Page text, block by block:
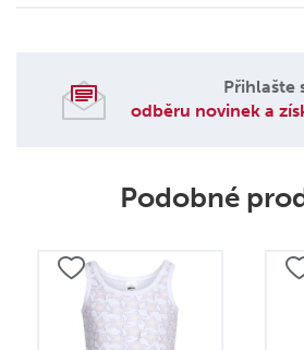
Přihlašte
odběru novinek a
Podobné